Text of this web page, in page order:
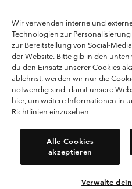
Cookies
Public CBCR
Kundenservice: Mo- Fr. 9:00 - 13:00
(+)498912081004
Wir verwenden interne und
Technologien zur
zur Bereitstellung von Social-
der Website. Bitte gib in den
du den Einsatz unserer Cookies
ablehnst, werden wir nur die
notwendig sind, damit unsere
hier, um weitere Informationen in
Richtlinien einzusehen.
Alle Cookies
akzeptieren
Verwalte
Bitte wählen Sie Ihr
Online-
Deutschland